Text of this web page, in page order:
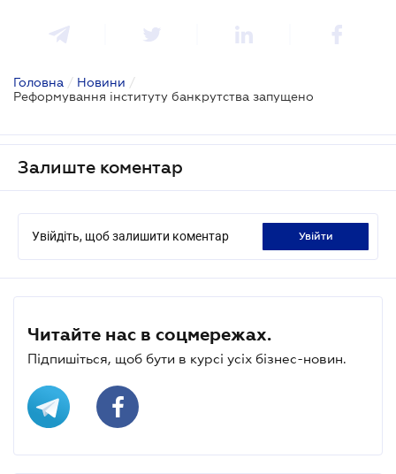
Головна / Новини /
Реформування інституту банкрутства запущено
Залиште коментар
Увійдіть, щоб залишити коментар увійти
Читайте нас в соцмережах.
Підпишіться, щоб бути в курсі усіх бізнес-новин.